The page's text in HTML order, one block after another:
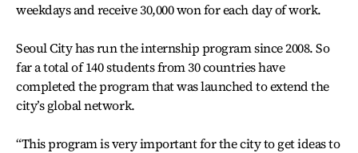
weekdays and receive 30,000 won for each day of work.
Seoul City has run the internship program since 2008. So
far a total of 140 students from 30 countries have
completed the program that was launched to extend the
city’s global network.
“This program is very important for the city to get ideas to